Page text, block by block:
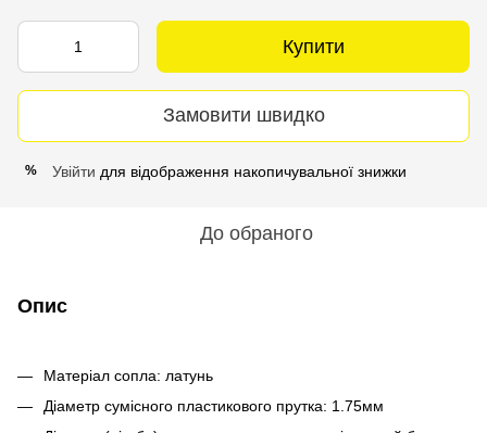
Купити
Замовити швидко
% Увійти для відображення накопичувальної знижки
До обраного
Опис
Матеріал сопла: латунь
Діаметр сумісного пластикового прутка: 1.75мм